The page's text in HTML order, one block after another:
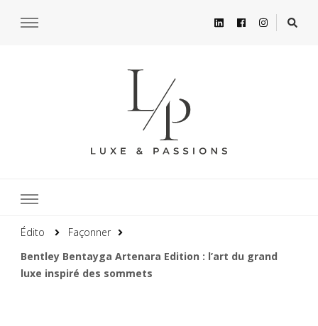
Édito
Façonner
Bentley Bentayga Artenara Edition : l’art du grand
luxe inspiré des sommets